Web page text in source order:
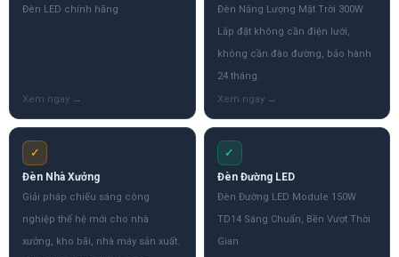
Đèn LED chính hãng
Đèn Năng Lượng Mặt Trời 300W
Lắp đặt không cần điện lưới,
không cần đào đường, bảo hành
24 tháng.
✓
Đèn Nhà Xưởng
Giải pháp chiếu sáng công
nghiệp thế hệ mới cho nhà
xưởng, kho bãi, nhà máy sản xuất.
✓
Đèn Đường LED
Đèn Đường LED Module 150W
TD14 Sáng Chuẩn, Bền Vượt Thời
Gian